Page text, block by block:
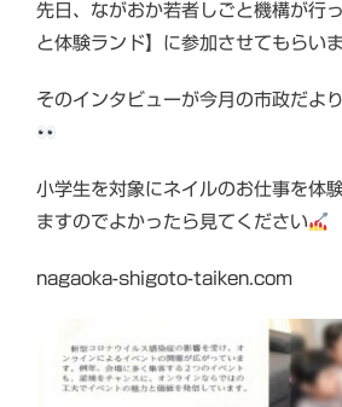
先日、ながおか若者しごと機構が行
と体験ランド】に参加させてもらい
そのインタビューが今月の市政だよ
小学生を対象にネイルのお仕事を体
ますのでよかったら見てください
nagaoka-shigoto-taiken.com